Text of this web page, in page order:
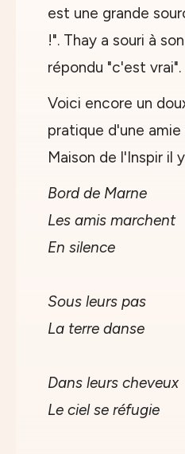
est une grande
!". Thay a souri à
répondu "c'est vrai".
Voici encore un
pratique d'une amie
Maison de l'Inspir il
Bord de Marne
Les amis marchent
En silence
Sous leurs pas
La terre danse
Dans leurs cheveux
Le ciel se réfugie